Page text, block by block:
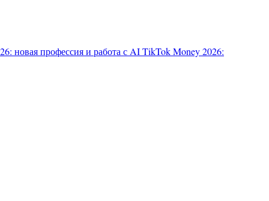
новая профессия и работа с AITikTok Money 2026: